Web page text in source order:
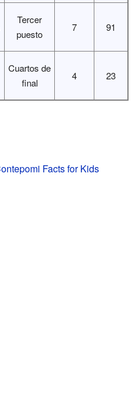
Tercer
puesto
7 91
Cuartos de
final
4 23
Facts for Kids